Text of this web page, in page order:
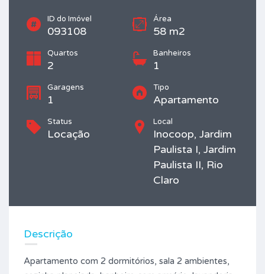
ID do Imóvel
093108
Área
58 m2
Quartos
2
Banheiros
1
Garagens
1
Tipo
Apartamento
Status
Locação
Local
Inocoop, Jardim
Paulista I, Jardim
Paulista II, Rio
Claro
Descrição
Apartamento com 2 dormitórios, sala 2 ambientes,